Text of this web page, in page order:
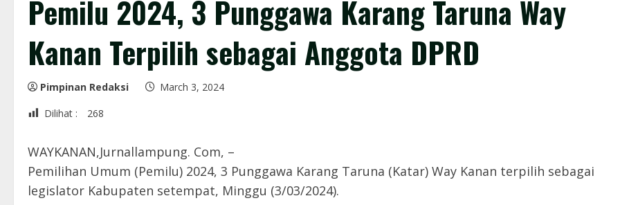
Pemilu 2024, 3 Punggawa Karang Taruna Way
Kanan Terpilih sebagai Anggota DPRD
Pimpinan Redaksi
March 3, 2024
Dilihat :
268
WAYKANAN,Jurnallampung. Com, –
Pemilihan Umum (Pemilu) 2024, 3 Punggawa Karang Taruna (Katar) Way Kanan terpilih sebagai
legislator Kabupaten setempat, Minggu (3/03/2024).